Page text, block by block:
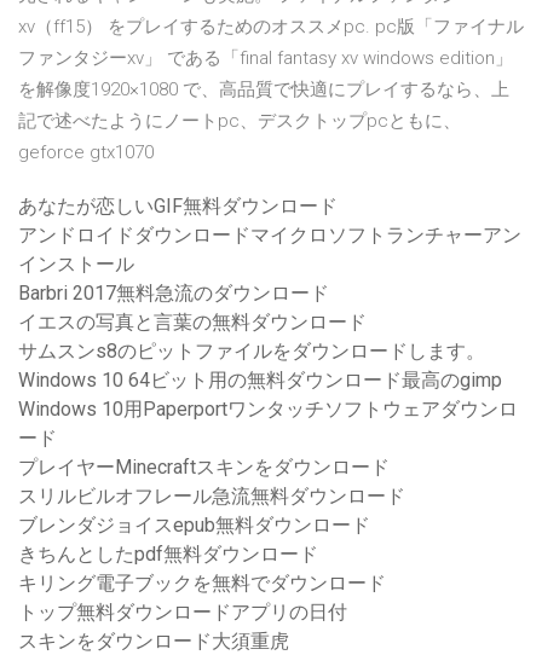
xv（ff15） をプレイするためのオススメpc. pc版「ファイナル
ファンタジーxv」 である「final fantasy xv windows edition」
を解像度1920×1080 で、高品質で快適にプレイするなら、上
記で述べたようにノートpc、デスクトップpcともに、
geforce gtx1070
あなたが恋しいGIF無料ダウンロード
アンドロイドダウンロードマイクロソフトランチャーアン
インストール
Barbri 2017無料急流のダウンロード
イエスの写真と言葉の無料ダウンロード
サムスンs8のピットファイルをダウンロードします。
Windows 10 64ビット用の無料ダウンロード最高のgimp
Windows 10用Paperportワンタッチソフトウェアダウンロ
ード
プレイヤーMinecraftスキンをダウンロード
スリルビルオフレール急流無料ダウンロード
ブレンダジョイスepub無料ダウンロード
きちんとしたpdf無料ダウンロード
キリング電子ブックを無料でダウンロード
トップ無料ダウンロードアプリの日付
スキンをダウンロード大須重虎